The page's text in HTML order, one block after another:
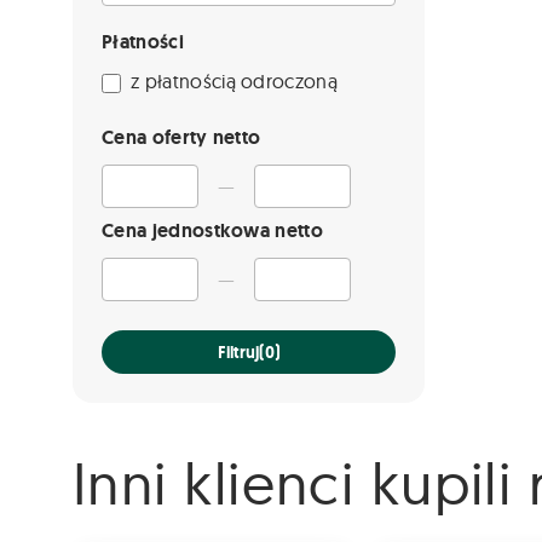
Płatności
z płatnością odroczoną
Cena oferty netto
—
Cena jednostkowa netto
—
Filtruj(0)
Inni klienci kupili